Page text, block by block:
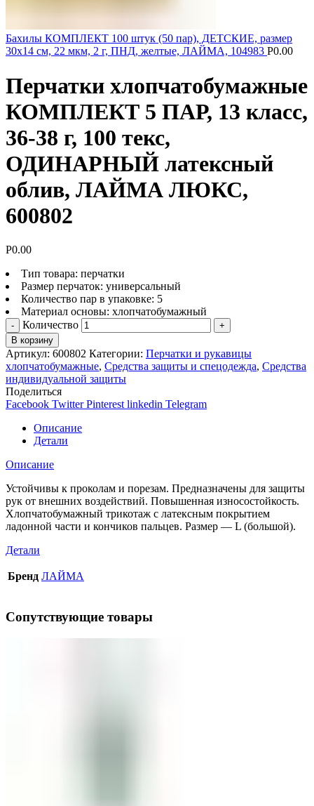
Бахилы КОМПЛЕКТ 100 штук (50 пар), ДЕТСКИЕ, размер
30х14 см, 22 мкм, 2 г, ПНД, желтые, ЛАЙМА, 104983 Р0.00
Перчатки хлопчатобумажные
КОМПЛЕКТ 5 ПАР, 13 класс,
36-38 г, 100 текс,
ОДИНАРНЫЙ латексный
облив, ЛАЙМА ЛЮКС,
600802
Р0.00
Тип товара: перчатки
Размер перчаток: универсальный
Количество пар в упаковке: 5
Материал основы: хлопчатобумажный
Количество
В корзину
Артикул: 600802 Категории: Перчатки и рукавицы
хлопчатобумажные, Средства защиты и спецодежда, Средства
индивидуальной защиты
Поделиться
Facebook Twitter Pinterest linkedin Telegram
Описание
Детали
Описание
Устойчивы к проколам и порезам. Предназначены для защиты
рук от внешних воздействий. Повышенная износостойкость.
Хлопчатобумажный трикотаж с латексным покрытием
ладонной части и кончиков пальцев. Размер — L (большой).
Детали
Бренд ЛАЙМА
Сопутствующие товары